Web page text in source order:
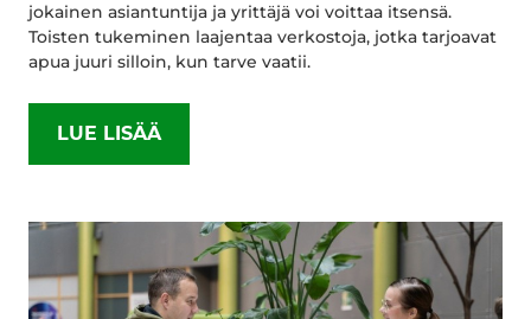
jokainen asiantuntija ja yrittäjä voi voittaa itsensä.
Toisten tukeminen laajentaa verkostoja, jotka tarjoavat
apua juuri silloin, kun tarve vaatii.
LUE LISÄÄ